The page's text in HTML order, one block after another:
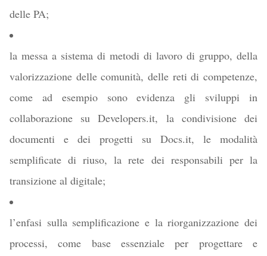
delle PA;
la messa a sistema di metodi di lavoro di gruppo, della
valorizzazione delle comunità, delle reti di competenze,
come ad esempio sono evidenza gli sviluppi in
collaborazione su Developers.it, la condivisione dei
documenti e dei progetti su Docs.it, le modalità
semplificate di riuso, la rete dei responsabili per la
transizione al digitale;
l’enfasi sulla semplificazione e la riorganizzazione dei
processi, come base essenziale per progettare e